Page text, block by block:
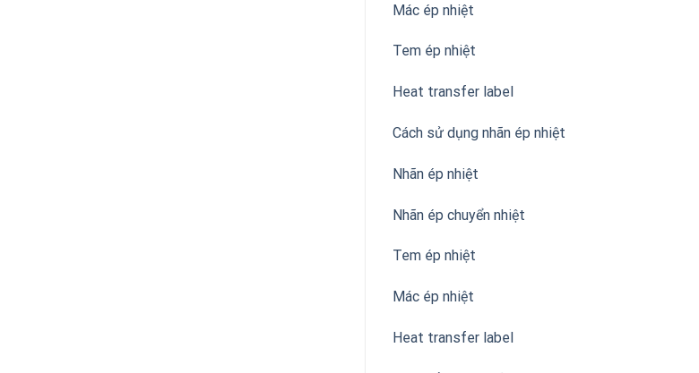
Mác ép nhiệt
Tem ép nhiệt
Heat transfer label
Cách sử dụng nhãn ép nhiệt
Nhãn ép nhiệt
Nhãn ép chuyển nhiệt
Tem ép nhiệt
Mác ép nhiệt
Heat transfer label